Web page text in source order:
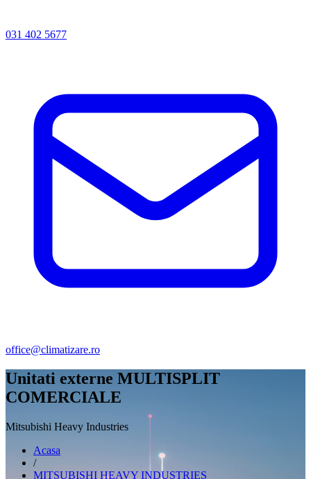
031 402 5677
office@climatizare.ro
Unitati externe MULTISPLIT
COMERCIALE
Mitsubishi Heavy Industries
Acasa
/
MITSUBISHI HEAVY INDUSTRIES